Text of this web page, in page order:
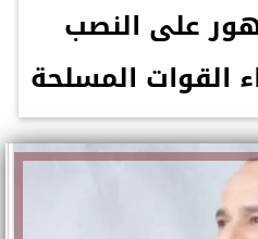
على النصب
القوات المسلحة